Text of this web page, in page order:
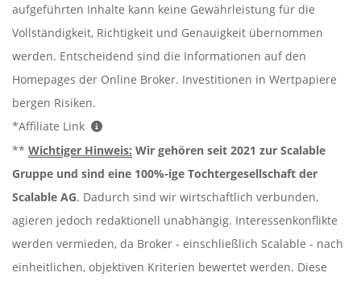
aufgeführten Inhalte kann keine Gewährleistung für die
Vollständigkeit, Richtigkeit und Genauigkeit übernommen
werden. Entscheidend sind die Informationen auf den
Homepages der Online Broker. Investitionen in Wertpapiere
bergen Risiken.
*Affiliate Link
** Wichtiger Hinweis: Wir gehören seit 2021 zur Scalable
Gruppe und sind eine 100%-ige Tochtergesellschaft der
Scalable AG. Dadurch sind wir wirtschaftlich verbunden,
agieren jedoch redaktionell unabhängig. Interessenkonflikte
werden vermieden, da Broker - einschließlich Scalable - nach
einheitlichen, objektiven Kriterien bewertet werden. Diese